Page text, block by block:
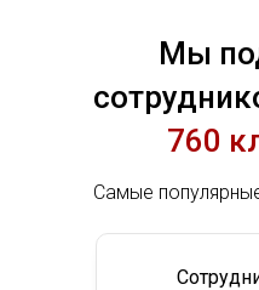
Мы
760
Самые